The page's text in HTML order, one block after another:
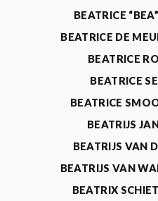
BEATRICE
BEATRICE DE
BEATRICE
BEATRICE
BEATRICE
BEATRIJS
BEATRIJS VAN
BEATRIJS VAN
BEATRIX